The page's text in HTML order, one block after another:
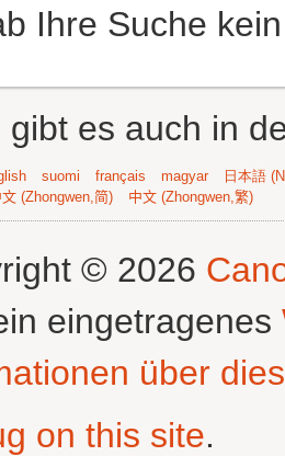
Ihre Suche
gibt es auch in
suomi français magyar
日本語
文 (Zhongwen,简) 中文 (Zhongwen,繁)
© 2026
eingetragenes
über
on this site.